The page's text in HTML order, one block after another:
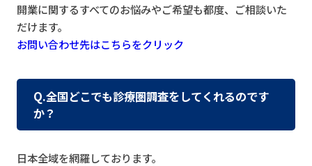
開業に関するすべてのお悩みやご希望も都度、ご相談いた
だけます。
お問い合わせ先はこちらをクリック
Q.全国どこでも診療圏調査をしてくれるのです
か？
日本全域を網羅しております。